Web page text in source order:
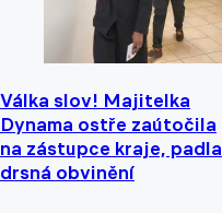
Válka slov! Majitelka
Dynama ostře zaútočila
na zástupce kraje, padla
drsná obvinění